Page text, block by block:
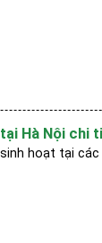
Hà Nội chi
hoạt tại